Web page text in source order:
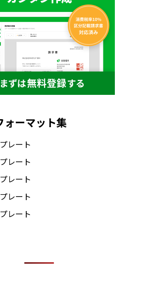
ォーマット集
レート
レート
レート
レート
レート